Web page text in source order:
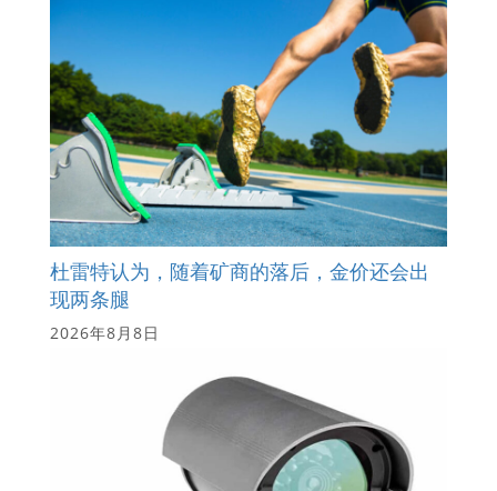
杜雷特认为，随着矿商的落后，金价还会出
现两条腿
2026年8月8日